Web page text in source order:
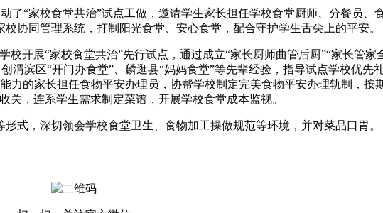
“家校食堂共治”试点工做，邀请学生家长担任学校食堂厨师、分餐员、
协同管理系统，打制阳光食堂、安心食堂，配合守护学生舌尖上的平安。
展“家校食堂共治”先行试点，通过成立“家长厨师曲管后厨”“家长管家
滨区“开门办食堂”、麟逛县“妈妈食堂”等先辈经验，指导试点学校优先
的家长担任食物平安办理员，协帮学校制定完美食物平安办理轨制，按
关，连系学生需求制定菜谱，开展学校食堂成本监视。
，深切领会学校食堂卫生、食物加工操做规范等环境，并对菜品口胃。